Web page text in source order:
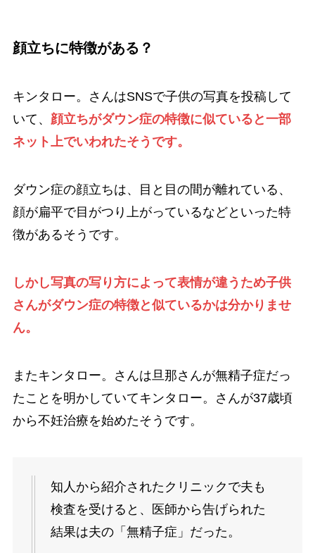
顔立ちに特徴がある？
キンタロー。さんはSNSで子供の写真を投稿して
いて、 顔立ちがダウン症の特徴に似ていると一部
ネット上でいわれたそうです。
ダウン症の顔立ちは、目と目の間が離れている、
顔が扁平で目がつり上がっているなどといった特
徴があるそうです。
しかし写真の写り方によって表情が違うため子供
さんがダウン症の特徴と似ているかは分かりませ
ん。
またキンタロー。さんは旦那さんが無精子症だっ
たことを明かしていてキンタロー。さんが37歳頃
から不妊治療を始めたそうです。
知人から紹介されたクリニックで夫も
検査を受けると、医師から告げられた
結果は夫の「無精子症」だった。